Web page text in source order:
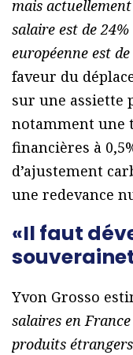
mais
salaire est de
européenne est
faveur du
sur une assiette
notamment une
financières à
d’ajustement
une redevance
«Il faut
Yvon Grosso
salaires en
produits